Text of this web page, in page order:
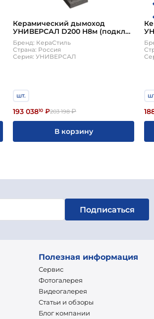
Керамический дымоход
УНИВЕРСАЛ D200 H8м (подкл
90, верхний комплект)
КераСтиль
Бренд: КераСтиль
Страна: Россия
Серия: УНИВЕРСАЛ
шт.
193 03810 ₽203 198₽
В корзину
Подписаться
Полезная информация
Сервис
Фотогалерея
Видеогалерея
Статьи и обзоры
Блог компании